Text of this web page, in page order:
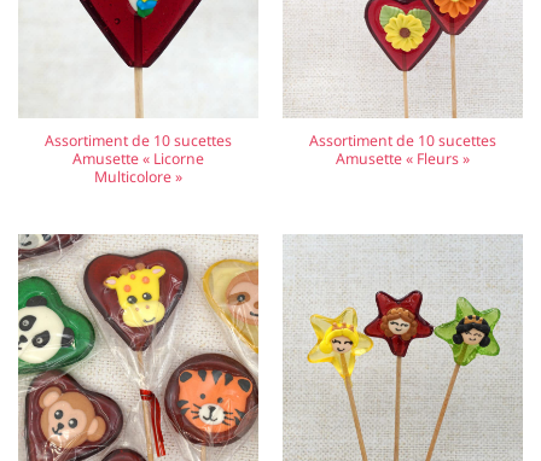
Assortiment de 10 sucettes
Amusette « Licorne
Multicolore »
Assortiment de 10 sucettes
Amusette « Fleurs »